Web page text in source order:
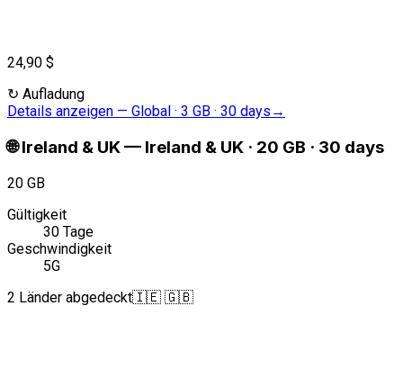
24,90 $
↻ Aufladung
Details anzeigen — Global · 3 GB · 30 days →
🌐 Ireland & UK— Ireland & UK · 20 GB · 30 days
20 GB
Gültigkeit
30 Tage
Geschwindigkeit
5G
2 Länder abgedeckt🇮🇪 🇬🇧